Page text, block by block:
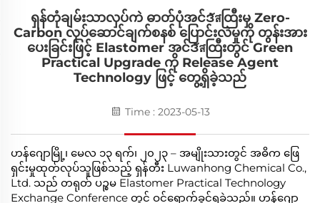
ရှန်တုံချမ်းသာလှပ်ကဲ ဓာတ်ပုံအင်ဒัสထြီးမှ Zero-
Carbon လုပ်ဆောင်ချက်စနစ် ပြောင်းလဲမှုကို တွန်းအား
ပေးခြင်းဖြင့် Elastomer အင်ဒัสထြီးတွင် Green
Practical Upgrade ကို Release Agent
Technology ဖြင့် တွေ့ရှိခဲ့သည်
Time : 2023-05-13
ဟန်ဂျောမြို့၊ မေလ ၁၃ ရက်၊ ၂၀၂၃ – အမျိုးသားတွင် အဓိက ဖြေ
ရှင်းမှုထုတ်လုပ်သူဖြစ်သည့် ရှန်တီး Luwanhong Chemical Co.,
Ltd. သည် တရုတ် ပဉ္စမ Elastomer Practical Technology
Exchange Conference တွင် ဝင်ရောက်ခွင့်ရခဲ့သည်။ ဟန်ဂျော